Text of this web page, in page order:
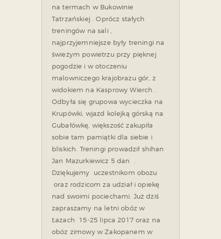
na termach w Bukowinie
Tatrzańskiej . Oprócz stałych
treningów na sali ,
najprzyjemniejsze były treningi na
świeżym powietrzu przy pięknej
pogodzie i w otoczeniu
malowniczego krajobrazu gór, z
widokiem na Kasprowy Wierch .
Odbyła się grupowa wycieczka na
Krupówki, wjazd kolejką górską na
Gubałówkę, większość zakupiła
sobie tam pamiątki dla siebie i
bliskich. Treningi prowadził shihan
Jan Mazurkiewicz 5 dan .
Dziękujemy uczestnikom obozu
oraz rodzicom za udział i opiekę
nad swoimi pociechami. Już dziś
zapraszamy na letni obóz w
Łazach 15-25 lipca 2017 oraz na
obóz zimowy w Zakopanem w